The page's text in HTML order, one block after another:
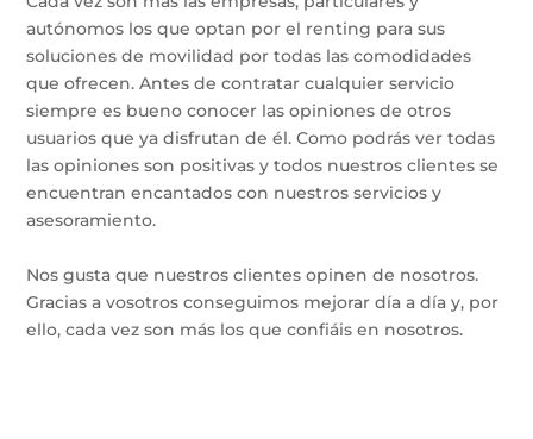
autónomos los que optan por el renting para sus
soluciones de movilidad por todas las comodidades
que ofrecen. Antes de contratar cualquier servicio
siempre es bueno conocer las opiniones de otros
usuarios que ya disfrutan de él. Como podrás ver todas
las opiniones son positivas y todos nuestros clientes se
encuentran encantados con nuestros servicios y
asesoramiento.
Nos gusta que nuestros clientes opinen de nosotros.
Gracias a vosotros conseguimos mejorar día a día y, por
ello, cada vez son más los que confiáis en nosotros.